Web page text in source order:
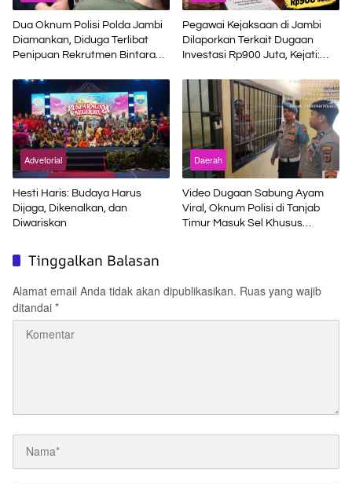
Dua Oknum Polisi Polda Jambi
Diamankan, Diduga Terlibat
Penipuan Rekrutmen Bintara
Pegawai Kejaksaan di Jambi
Dilaporkan Terkait Dugaan
Investasi Rp900 Juta, Kejati:
Advetorial
Hesti Haris: Budaya Harus
Dijaga, Dikenalkan, dan
Diwariskan
Daerah
Video Dugaan Sabung Ayam
Viral, Oknum Polisi di Tanjab
Timur Masuk Sel Khusus
Tinggalkan Balasan
Alamat email Anda tidak akan dipublikasikan. Ruas yang wajib
ditandai *